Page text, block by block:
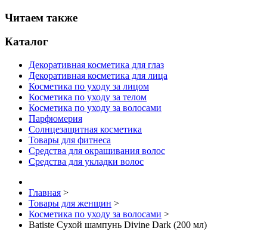
Читаем также
Каталог
Декоративная косметика для глаз
Декоративная косметика для лица
Косметика по уходу за лицом
Косметика по уходу за телом
Косметика по уходу за волосами
Парфюмерия
Солнцезащитная косметика
Товары для фитнеса
Средства для окрашивания волос
Средства для укладки волос
Главная >
Товары для женщин >
Косметика по уходу за волосами >
Batiste Сухой шампунь Divine Dark (200 мл)